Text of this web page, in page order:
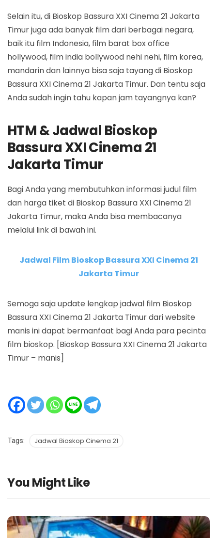
Selain itu, di Bioskop Bassura XXI Cinema 21 Jakarta
Timur juga ada banyak film dari berbagai negara,
baik itu film Indonesia, film barat box office
hollywood, film india bollywood nehi nehi, film korea,
mandarin dan lainnya bisa saja tayang di Bioskop
Bassura XXI Cinema 21 Jakarta Timur. Dan tentu saja
Anda sudah ingin tahu kapan jam tayangnya kan?
HTM & Jadwal Bioskop
Bassura XXI Cinema 21
Jakarta Timur
Bagi Anda yang membutuhkan informasi judul film
dan harga tiket di Bioskop Bassura XXI Cinema 21
Jakarta Timur, maka Anda bisa membacanya
melalui link di bawah ini.
Jadwal Film Bioskop Bassura XXI Cinema 21
Jakarta Timur
Semoga saja update lengkap jadwal film Bioskop
Bassura XXI Cinema 21 Jakarta Timur dari website
manis ini dapat bermanfaat bagi Anda para pecinta
film bioskop. [Bioskop Bassura XXI Cinema 21 Jakarta
Timur – manis]
Tags: Jadwal Bioskop Cinema 21
You Might Like